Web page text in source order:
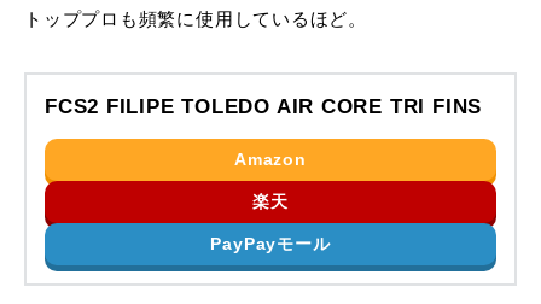
トッププロも頻繁に使用しているほど。
FCS2 FILIPE TOLEDO AIR CORE TRI FINS
Amazon
楽天
PayPayモール